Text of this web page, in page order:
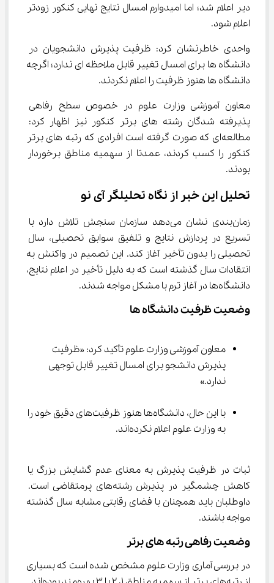
دیر اعلام شد؛ اما امیدوارم امسال نتایج نهایی کنکور زودتر
اعلام شود.
واحدی خاطرنشان کرد: ظرفیت پذیرش دانشجویان در
دانشگاه ها برای امسال تغییر قابل ملاحظه ای ندارد؛ اگرچه
دانشگاه ها هنوز ظرفیت را اعلام نکردند.
معاون آموزشی وزارت علوم در خصوص سطح رفاهی
پذیرفته شدگان رشته های برتر کنکور نیز اظهار کرد:
مطالعه‌ای که صورت گرفته است افرادی که رتبه های برتر
کنکور را کسب کردند، عمدتا از سهمیه مناطق برخوردار
بودند.
تحلیل این خبر از نگاه تحلیلگر آی نو
زمان‌بندی نشان می‌دهد سازمان سنجش تلاش دارد با
تسریع در پردازش نتایج و تلفیق سوابق تحصیلی، سال
تحصیلی را بدون تأخیر آغاز کند. این تصمیم در واکنش به
انتقادات سال گذشته است که به دلیل تأخیر در اعلام نتایج،
دانشگاه‌ها در آغاز ترم با مشکل مواجه شدند.
وضعیت ظرفیت دانشگاه ها
معاون آموزشی وزارت علوم تأکید کرد: «ظرفیت
پذیرش دانشجو برای امسال تغییر قابل توجهی
ندارد.»
با این حال، دانشگاه‌ها هنوز ظرفیت‌های دقیق خود را
به وزارت علوم اعلام نکرده‌اند.
ثبات در ظرفیت پذیرش به معنای عدم گشایش بزرگ یا
کاهش چشمگیر در پذیرش رشته‌های پرمتقاضی است.
داوطلبان باید همچنان با فضای رقابتی مشابه سال گذشته
مواجه باشند.
وضعیت رفاهی رتبه های برتر
در بررسی آماری وزارت علوم مشخص شده است که بسیاری